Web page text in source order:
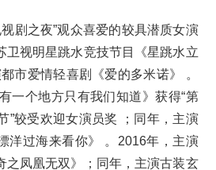
剧之夜”观众喜爱的较具潜质女演
卫视明星跳水竞技节目《星跳水立
市爱情轻喜剧《爱的多米诺》 。
一个地方只有我们知道》获得“第
”较受欢迎女演员奖 ；同年，主演
洋过海来看你》 。2016年，主演
之凤凰无双》；同年，主演古装玄